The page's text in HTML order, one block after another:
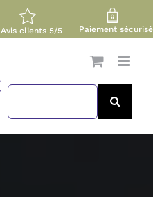
Avis clients 5/5 Paiement sécurisé
Search